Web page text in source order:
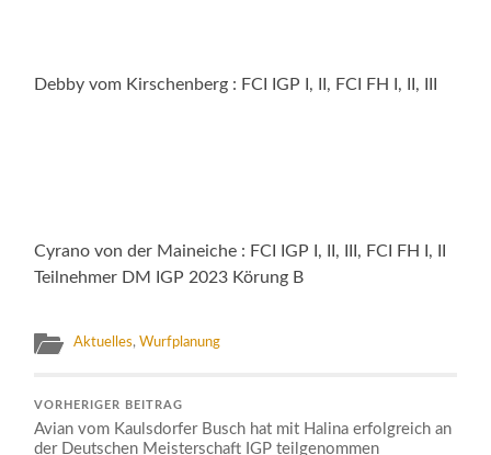
Debby vom Kirschenberg : FCI IGP I, II, FCI FH I, II, III
Cyrano von der Maineiche : FCI IGP I, II, III, FCI FH I, II
Teilnehmer DM IGP 2023 Körung B
Aktuelles,Wurfplanung
VORHERIGER BEITRAG
Avian vom Kaulsdorfer Busch hat mit Halina erfolgreich an
der Deutschen Meisterschaft IGP teilgenommen